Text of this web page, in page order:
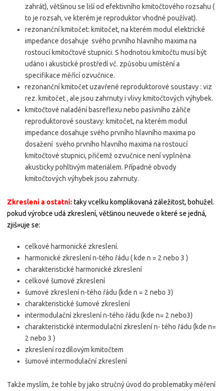
zahrát), většinou se liší od efektivního kmitočtového rozsahu (
to je rozsah, ve kterém je reproduktor vhodné používat).
rezonanční kmitočet: kmitočet, na kterém modul elektrické
impedance dosahuje svého prvního hlavního maxima na
rostoucí kmitočtové stupnici. S hodnotou kmitočtu musí být
udáno i akustické prostředí vč. způsobu umístění a
specifikace měřící ozvučnice.
rezonanční kmitočet uzavřené reproduktorové soustavy : viz
rez. kmitočet , ale jsou zahrnuty i vlivy kmitočtových výhybek.
kmitočtové naladění basreflexu nebo pasívního zářiče
reproduktorové soustavy: kmitočet, na kterém modul
impedance dosahuje svého prvního hlavního maxima po
dosažení svého prvního hlavního maxima na rostoucí
kmitočtové stupnici, přičemž ozvučnice není vyplněna
akusticky pohltivým materiálem. Případné obvody
kmitočtových výhybek jsou zahrnuty.
Zkreslení a ostatní: taky vcelku komplikovaná záležitost, bohužel.
pokud výrobce udá zkreslení, většinou neuvede o které se jedná,
zjiš»uje se:
celkové harmonické zkreslení.
harmonické zkreslení n-tého řádu ( kde n = 2 nebo 3 )
charakteristické harmonické zkreslení
celkové šumové zkreslení
šumové zkreslení n-tého řádu (kde n = 2 nebo 3)
charakteristické šumové zkreslení
intermodulační zkreslení n-tého řádu (kde n= 2 nebo3)
charakteristické intermodulační zkreslení n- tého řádu (kde n=
2 nebo 3 )
zkreslení rozdílovým kmitočtem
šumové intermodulační zkreslení
Takže myslím, že tohle by jako stručný úvod do problematiky měření